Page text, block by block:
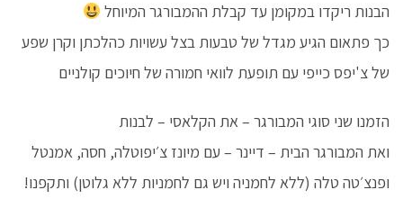
הבנות ריקדו במקומן עד קבלת ההמבורגר המיוחל
כך פתאום הגיע מגדל של טבעות בצל עשויות כהלכתן וקרן שפע
של צ'יפס כייפי עם תופעת לוואי חמורה של חיוכים קולניים
הזמנו שני סוגי המבורגר – את הקלאסי – לבנות
ואת המבורגר הבית – דיינר – עם מיונז צ׳יפוטלה, חסה, אמנטל
ופנצ׳טה טלה (ללא לחמניה ויש גם לחמניות ללא גלוטן) ותקפנו!